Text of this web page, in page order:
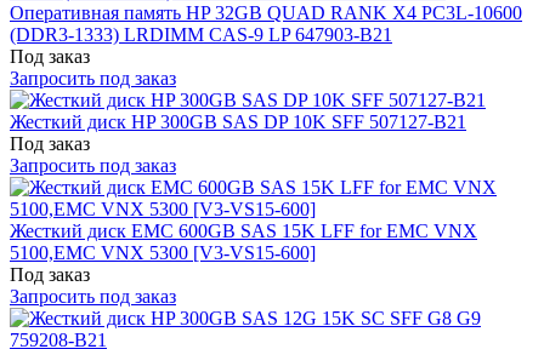
Оперативная память HP 32GB QUAD RANK X4 PC3L-10600
(DDR3-1333) LRDIMM CAS-9 LP 647903-B21
Под заказ
Запросить под заказ
Жесткий диск HP 300GB SAS DP 10K SFF 507127-B21
Под заказ
Запросить под заказ
Жесткий диск EMC 600GB SAS 15K LFF for EMC VNX
5100,EMC VNX 5300 [V3-VS15-600]
Под заказ
Запросить под заказ